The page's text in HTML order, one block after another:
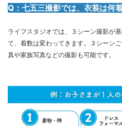
Q：七五三撮影では、衣装は何
ライフスタジオでは、３シーン撮影が
て、着数は変わってきます。３シーン
真や家族写真などの撮影も可能です。